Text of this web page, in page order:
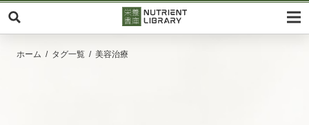
ホーム タグ一覧 美容治療